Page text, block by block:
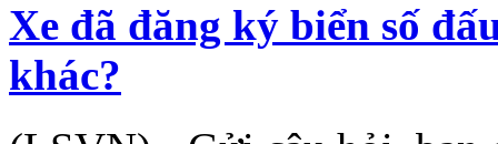
Xe đã đăng ký biển số
khác?